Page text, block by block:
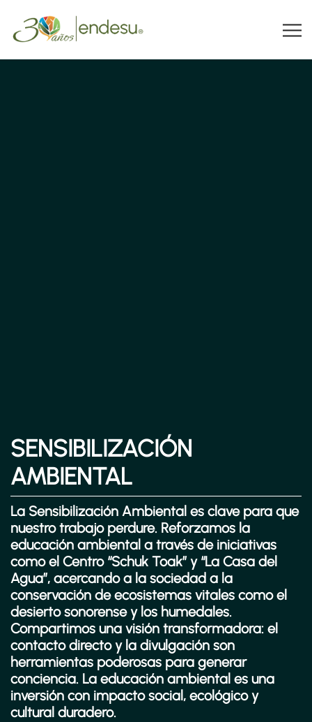
SENSIBILIZACIÓN
AMBIENTAL
La Sensibilización Ambiental es clave para que
nuestro trabajo perdure. Reforzamos la
educación ambiental a través de iniciativas
como el Centro “Schuk Toak” y “La Casa del
Agua”, acercando a la sociedad a la
conservación de ecosistemas vitales como el
desierto sonorensey los humedales.
Compartimos una visión transformadora: el
contacto directo y la divulgación son
herramientas poderosas para generar
conciencia. La educación ambiental es una
inversión con impacto social, ecológico y
cultural duradero.